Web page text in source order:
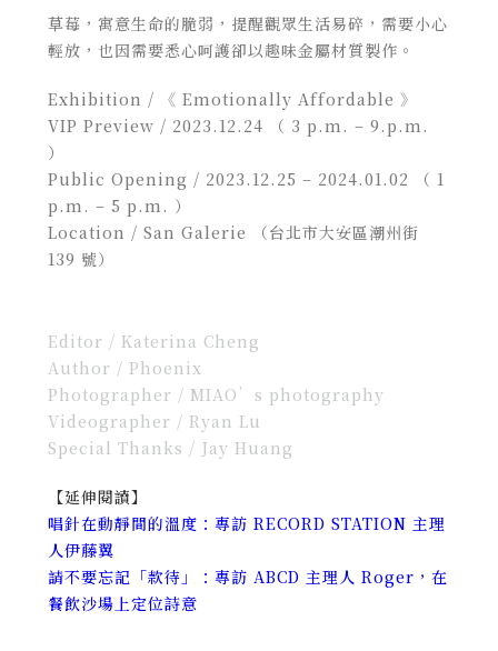
草莓，寓意生命的脆弱，提醒觀眾生活易碎，需要小心
輕放，也因需要悉心呵護卻以趣味金屬材質製作。
Exhibition /
《 Emotionally Affordable 》
VIP Preview / 2023.12.24 （ 3 p.m. – 9.p.m.
）
Public Opening / 2023.12.25 – 2024.01.02 （ 1
p.m. – 5 p.m. ）
Location / San Galerie （台北市大安區潮州街
139 號）
Editor / Katerina Cheng
Author / Phoenix
Photographer / MIAO’s photography
Videographer / Ryan Lu
Special Thanks / Jay Huang
【延伸閱讀】
唱針在動靜間的溫度：專訪 RECORD STATION 主理
人伊藤翼
請不要忘記「款待」：專訪 ABCD 主理人 Roger，在
餐飲沙場上定位詩意